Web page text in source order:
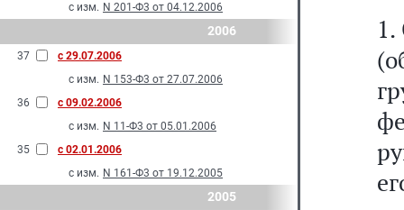
с изм. N 201-Ф3 от 04.12.2006
2006
37
с 29.07.2006
с изм. N 153-Ф3 от 27.07.2006
36
с 09.02.2006
с изм. N 11-Ф3 от 05.01.2006
35
с 02.01.2006
с изм. N 161-Ф3 от 19.12.2005
2005